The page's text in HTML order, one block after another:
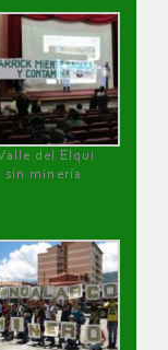
del Elqui
sin minería.